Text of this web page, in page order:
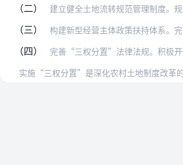
（二） 建立健全土地流转规范管理制度。规范土地经营权流转交易，因地制宜加强农村产权交易市场建设，逐步实现涉农县（市、
（三） 构建新型经营主体政策扶持体系。完善新型经营主体财政、信贷保险、用地、项目扶持等政策。积极创建示范家庭农场、农
（四） 完善“三权分置”法律法规。积极开展土地承包权有偿退出、土地经营权抵押贷款、土地经营权入股农业产业化经营等试点，